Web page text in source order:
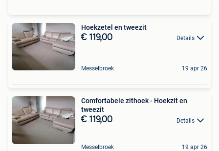
Hoekzetel en tweezit
€ 119,00 Details
Messelbroek 19 apr 26
Comfortabele zithoek - Hoekzit en
tweezit
€ 119,00 Details
Messelbroek 19 apr 26